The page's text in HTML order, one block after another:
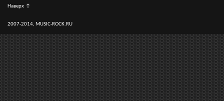
Наверх ↑
2007-2014, MUSIC-ROCK.RU